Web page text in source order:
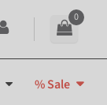
0
% Sale